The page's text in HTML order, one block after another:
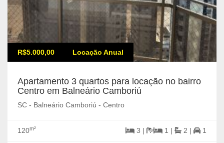
R$5.000,00 Locação Anual
Apartamento 3 quartos para locação no bairro
Centro em Balneário Camboriú
SC - Balneário Camboriú - Centro
120m² 3 | 1 | 2 | 1